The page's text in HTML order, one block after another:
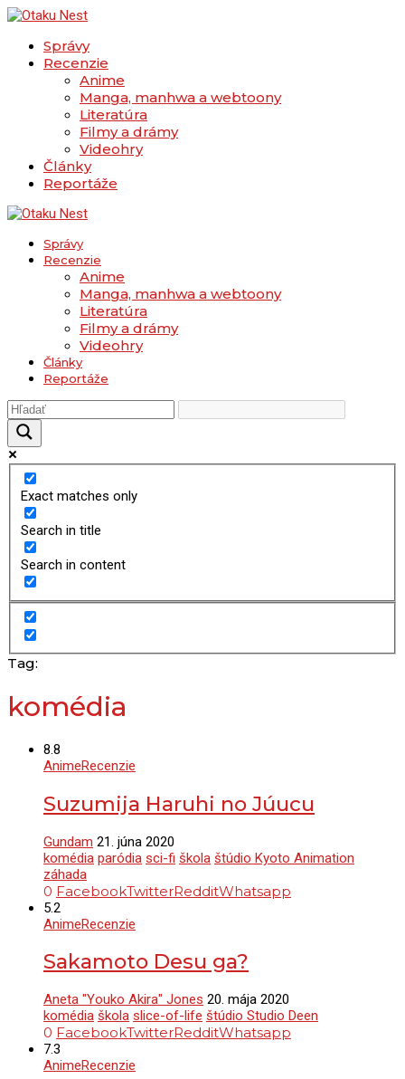
Správy
Recenzie
Anime
Manga, manhwa a webtoony
Literatúra
Filmy a drámy
Videohry
Články
Reportáže
Správy
Recenzie
Anime
Manga, manhwa a webtoony
Literatúra
Filmy a drámy
Videohry
Články
Reportáže
Exact matches only
Search in title
Search in content
Tag:
komédia
8.8
AnimeRecenzie
Suzumija Haruhi no Júucu
Gundam 21. júna 2020
komédia paródia sci-fi škola štúdio Kyoto Animation
záhada
0 FacebookTwitterRedditWhatsapp
5.2
AnimeRecenzie
Sakamoto Desu ga?
Aneta "Youko Akira" Jones 20. mája 2020
komédia škola slice-of-life štúdio Studio Deen
0 FacebookTwitterRedditWhatsapp
7.3
AnimeRecenzie